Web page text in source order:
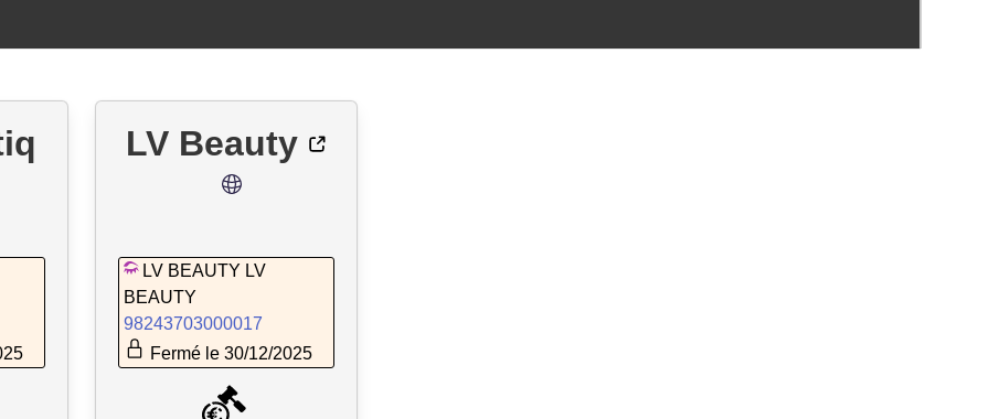
LV Beauty
LV BEAUTY LV
BEAUTY
98243703000017
Fermé le 30/12/2025